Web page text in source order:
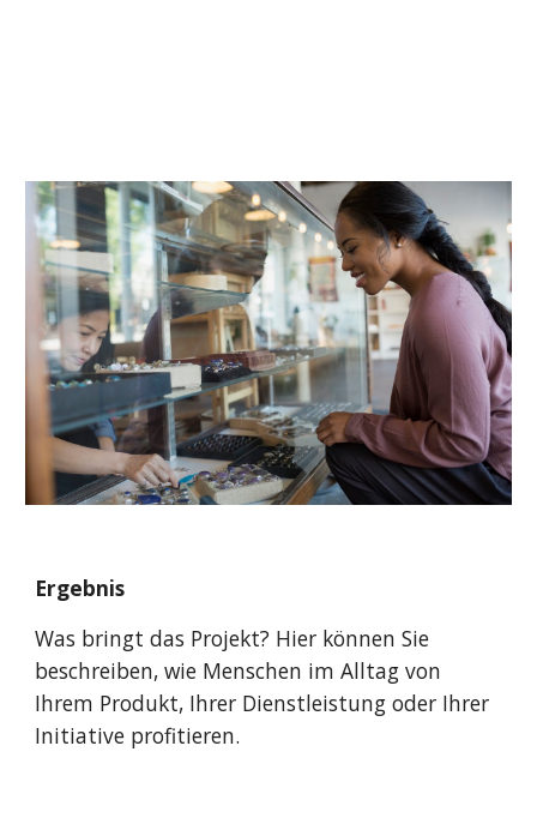
Ergebnis
Was bringt das Projekt? Hier können Sie
beschreiben, wie Menschen im Alltag von
Ihrem Produkt, Ihrer Dienstleistung oder Ihrer
Initiative profitieren.